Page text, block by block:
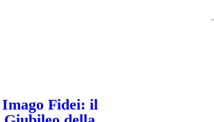
Imago Fidei: il